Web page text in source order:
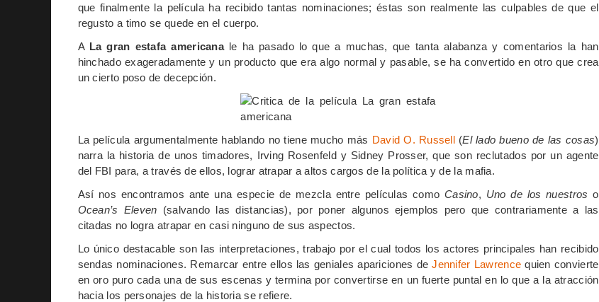
que finalmente la película ha recibido tantas nominaciones; éstas son realmente las culpables de que el
regusto a timo se quede en el cuerpo.
A La gran estafa americanale ha pasado lo que a muchas, que tanta alabanza y comentarios la han
hinchado exageradamente y un producto que era algo normal y pasable, se ha convertido en otro que crea
un cierto poso de decepción.
La película argumentalmente hablando no tiene mucho más David O. Russell (El lado bueno de las cosas)
narra la historia de unos timadores, Irving Rosenfeld y Sidney Prosser, que son reclutados por un agente
del FBI para, a través de ellos, lograr atrapar a altos cargos de la política y de la mafia.
Así nos encontramos ante una especie de mezcla entre películas como Casino, Uno de los nuestros o
Ocean’s Eleven (salvando las distancias), por poner algunos ejemplos pero que contrariamente a las
citadas no logra atrapar en casi ninguno de sus aspectos.
Lo único destacable son las interpretaciones, trabajo por el cual todos los actores principales han recibido
sendas nominaciones. Remarcar entre ellos las geniales apariciones deJennifer Lawrence quien convierte
en oro puro cada una de sus escenas y termina por convertirse en un fuerte puntal en lo que a la atracción
hacia los personajes de la historia se refiere.